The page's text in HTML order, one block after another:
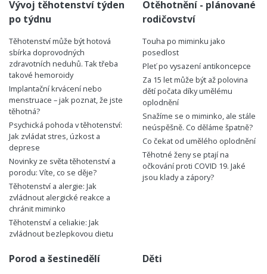
Vývoj těhotenství týden
po týdnu
Těhotenství může být hotová
sbírka doprovodných
zdravotních neduhů. Tak třeba
takové hemoroidy
Implantační krvácení nebo
menstruace – jak poznat, že jste
těhotná?
Psychická pohoda v těhotenství:
Jak zvládat stres, úzkost a
deprese
Novinky ze světa těhotenství a
porodu: Víte, co se děje?
Těhotenství a alergie: Jak
zvládnout alergické reakce a
chránit miminko
Těhotenství a celiakie: Jak
zvládnout bezlepkovou dietu
Otěhotnění - plánované
rodičovství
Touha po miminku jako
posedlost
Pleť po vysazení antikoncepce
Za 15 let může být až polovina
dětí počata díky umělému
oplodnění
Snažíme se o miminko, ale stále
neúspěšně. Co děláme špatně?
Co čekat od umělého oplodnění
Těhotné ženy se ptají na
očkování proti COVID 19. Jaké
jsou klady a zápory?
Porod a šestinedělí Děti